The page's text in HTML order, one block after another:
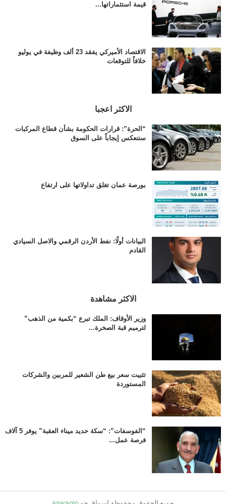
قيمة استثماراتها...
الاقتصاد الأميركي يفقد 23 ألف وظيفة في يوليو
خلافاً للتوقعات
الاكثر اعجبا
“الحرة”: قرارات الحكومة بشأن قطاع المركبات
ستنعكس إيجاباً على السوق
بورصة عمان تغلق تداولاتها على ارتفاع
البيانات أولًا: نفط الأردن الرقمي والاصل السيادي
القادم
الاكثر مشاهدة
وزير الأوقاف: الملك تبرع “بكمية من الذهب”
لترميم قبة الصخرة...
تثبيت سعر بيع طن الشعير للمربين والشركات
المستوردة
“الفوسفات”: “سكة حديد ميناء العقبة” يوفر 5 آلاف
فرصة عمل...